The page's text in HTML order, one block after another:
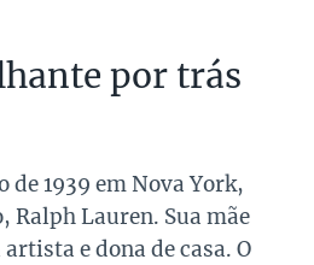
por trás
de 1939 em Nova York,
Ralph Lauren. Sua mãe
e dona de casa. O